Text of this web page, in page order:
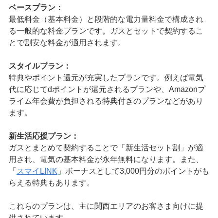
ベースプラン：
最低料金（基本料金）と段階的な電力量料金で構成され
る一般的な料金プランです。ガスとセットで契約するこ
とで割安な料金が適用されます。
スタイルプラン：
特典やポイント還元が充実したプランです。例えば電気
代に応じてdポイントが還元されるプランや、Amazonプ
ライム年会費が負担される特典付きのプランなどがあり
ます。
新生活応援プラン：
ガスとまとめて契約することで「新生活セット割」が適
用され、電気の基本料金が永年無料になります。また、
「 スマイLINK」ボーナスとして3,000円分のポイントがも
らえる特典もあります。
これらのプランは、主に関西エリアのお客さま向けに提